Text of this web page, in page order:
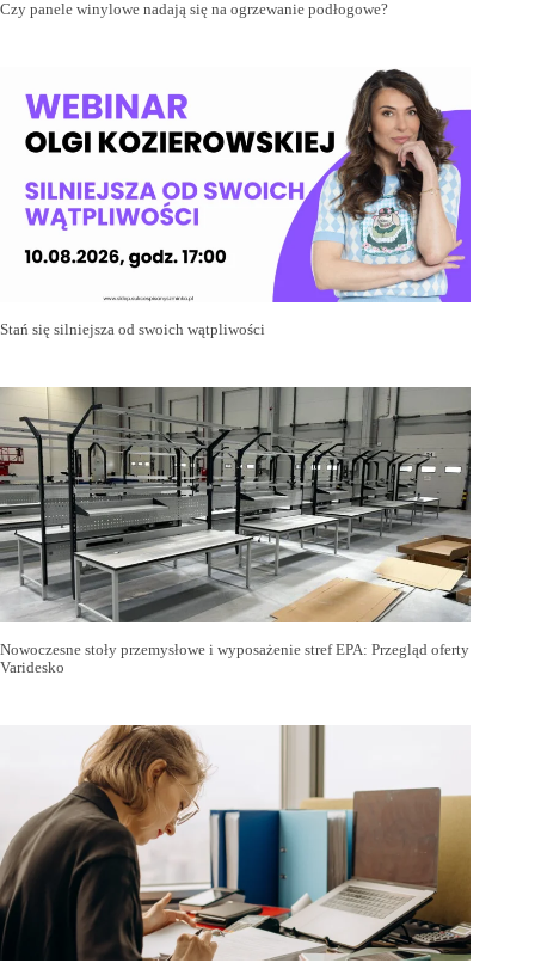
Czy panele winylowe nadają się na ogrzewanie podłogowe?
Stań się silniejsza od swoich wątpliwości
Nowoczesne stoły przemysłowe i wyposażenie stref EPA: Przegląd oferty
Varidesko